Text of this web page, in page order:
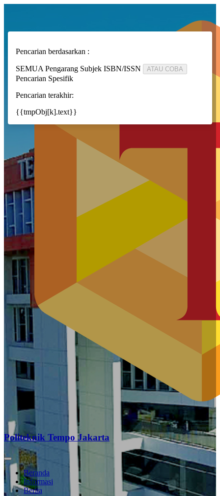
Politeknik Tempo Jakarta
Beranda
Informasi
Berita
Pencarian berdasarkan :
SEMUA Pengarang Subjek ISBN/ISSN ATAU COBA
Pencarian Spesifik
Pencarian terakhir:
{{tmpObj[k].text}}